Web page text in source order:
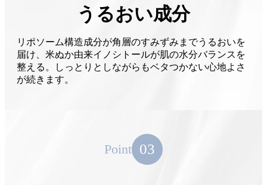
うるおい成分
リポソーム構造成分が角層のすみずみまでうるおいを
届け、米ぬか由来イノシトールが肌の水分バランスを
整える。しっとりとしながらもベタつかない心地よさ
が続きます。
Point 03